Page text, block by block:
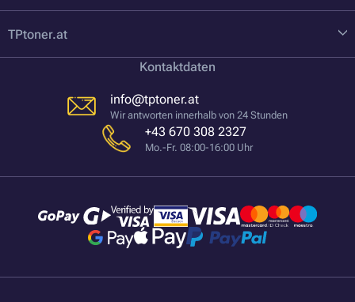
TPtoner.at
Kontaktdaten
info@tptoner.at
Wir antworten innerhalb von 24 Stunden
+43 670 308 2327
Mo.-Fr. 08:00-16:00 Uhr